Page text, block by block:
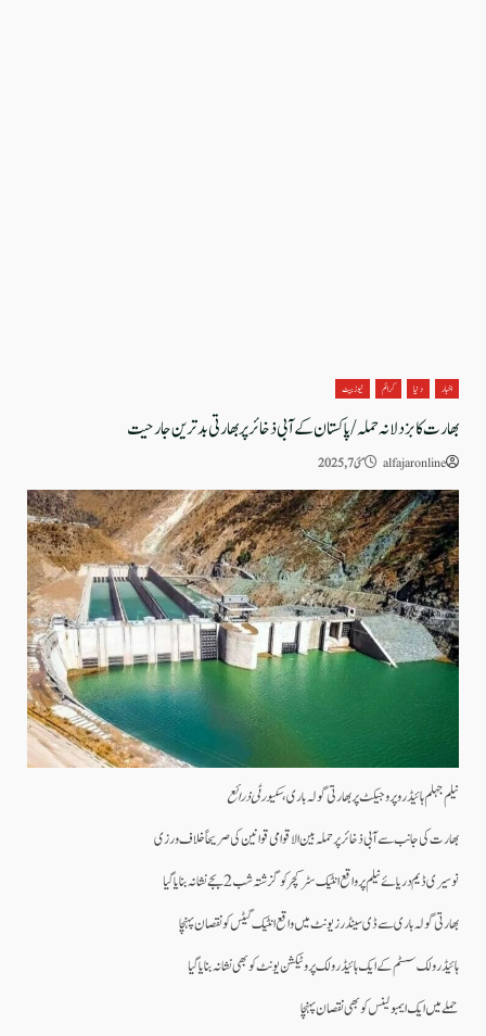
اخبار دنیا کرائم نیوز بیٹ
بھارت کا بزدلانہ حملہ/پاکستان کے آبی ذخائر پر بھارتی بدترین جارحیت
alfajaronline مئی 7, 2025
نیلم جہلم ہائیڈرو پروجیکٹ پر بھارتی گولہ باری ،سکیورٹی ذرائع
بھارت کی جانب سے آبی ذخائر پر حملہ بین الاقوامی قوانین کی صریحاً خلاف ورزی
نوسیری ڈیم دریائے نیلم پر واقع انٹیک سٹرکچر کو گزشتہ شب 2 بجے نشانہ بنایا گیا
بھارتی گولہ باری سے ڈی سینڈرز یونٹ میں واقع انٹیک گیٹس کو نقصان پہنچا
ہائیڈرولک سسٹم کے ایک ہائیڈرولک پروٹیکشن یونٹ کو بھی نشانہ بنایا گیا
حملے میں ایک ایمبولینس کو بھی نقصان پہنچا